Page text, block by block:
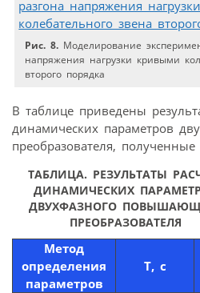
Рис. 8. Моделирование
напряжения нагрузки кривыми
второго порядка
В таблице приведены
динамических параметров
преобразователя,
ТАБЛИЦА. РЕЗУЛЬТАТЫ
ДИНАМИЧЕСКИХ
ДВУХФАЗНОГО
ПРЕОБРАЗОВАТЕЛЯ
Метод
определения
параметров
T, c